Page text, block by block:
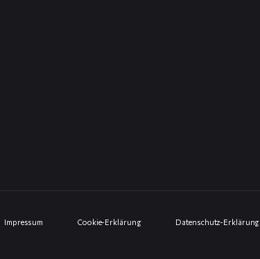
Impressum Cookie-Erklärung Datenschutz-Erklärung